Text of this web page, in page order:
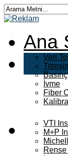
Ana
Veri
Basınç
İvme
Fiber
VTI
M+P